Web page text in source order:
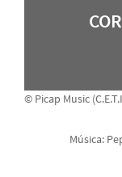
© Picap Music
Música: